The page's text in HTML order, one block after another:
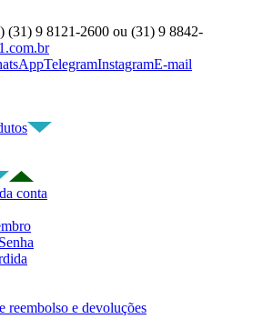
(31) 9 8121-2600 ou (31) 9 8842-
TelegramInstagramE-mail
conta
reembolso e devoluções